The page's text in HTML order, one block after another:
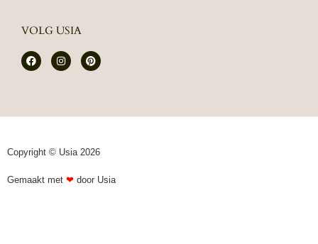
VOLG USIA
F
a
o
I
n
r
P
i
e
Copyright © Usia 2026
Gemaakt met ❤ door Usia​​